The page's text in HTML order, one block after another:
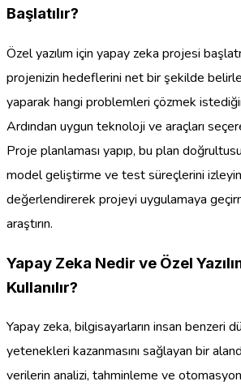
Başlatılır?
Özel yazılım için yapay zeka projesi
projenizin hedeflerini net bir şekilde
yaparak hangi problemleri çözmek
Ardından uygun teknoloji ve araçları
Proje planlaması yapıp, bu plan
model geliştirme ve test süreçlerini izleyin.
değerlendirerek projeyi uygulamaya
araştırın.
Yapay Zeka Nedir ve Özel
Kullanılır?
Yapay zeka, bilgisayarların insan benzeri
yetenekleri kazanmasını sağlayan bir
verilerin analizi, tahminleme ve